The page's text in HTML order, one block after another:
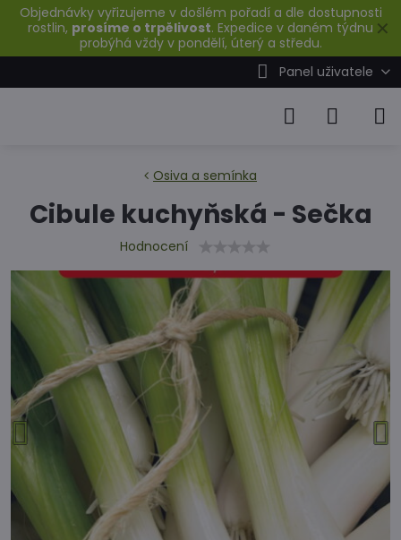
✕
Objednávky vyřizujeme v došlém pořadí a dle dostupnosti
rostlin, prosíme o trpělivost. Expedice v daném týdnu
probýhá vždy v pondělí, úterý a středu.
Panel uživatele
Osiva a semínka
Cibule kuchyňská - Sečka
Hodnocení